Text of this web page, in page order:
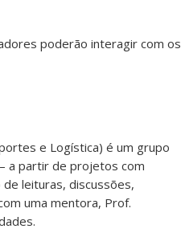
poderão interagir com os
e Logística) é um grupo
a partir de projetos com
leituras, discussões,
uma mentora, Prof.